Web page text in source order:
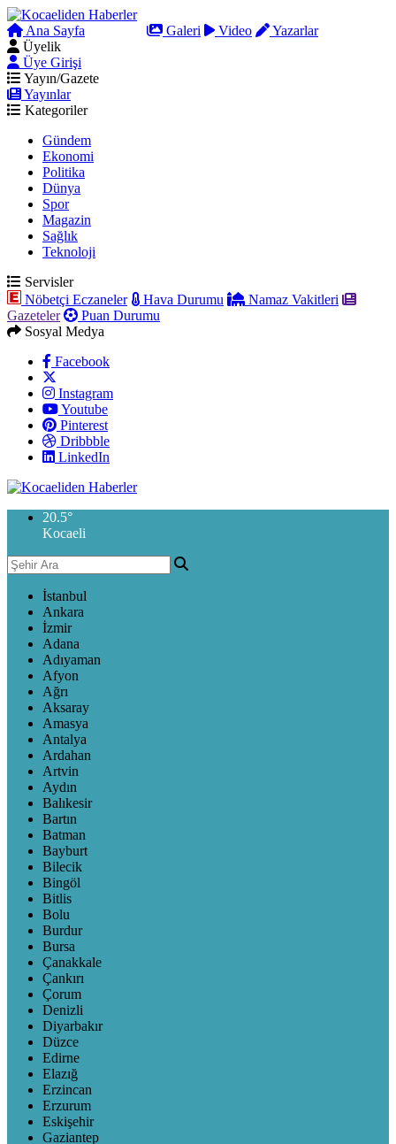
Ana Sayfa Galeri Video
Yazarlar
Üyelik
Üye Girişi
Yayın/Gazete
Yayınlar
Kategoriler
Gündem
Ekonomi
Politika
Dünya
Spor
Magazin
Sağlık
Teknoloji
Servisler
Nöbetçi Eczaneler
Hava Durumu
Namaz Vakitleri
Gazeteler
Puan Durumu
Sosyal Medya
Facebook
Instagram
Youtube
Pinterest
Dribbble
LinkedIn
20.5°
Kocaeli
İstanbul
Ankara
İzmir
Adana
Adıyaman
Afyon
Ağrı
Aksaray
Amasya
Antalya
Ardahan
Artvin
Aydın
Balıkesir
Bartın
Batman
Bayburt
Bilecik
Bingöl
Bitlis
Bolu
Burdur
Bursa
Çanakkale
Çankırı
Çorum
Denizli
Diyarbakır
Düzce
Edirne
Elazığ
Erzincan
Erzurum
Eskişehir
Gaziantep